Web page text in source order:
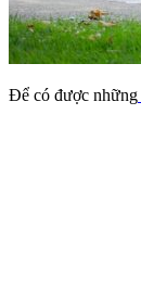
Để có được những